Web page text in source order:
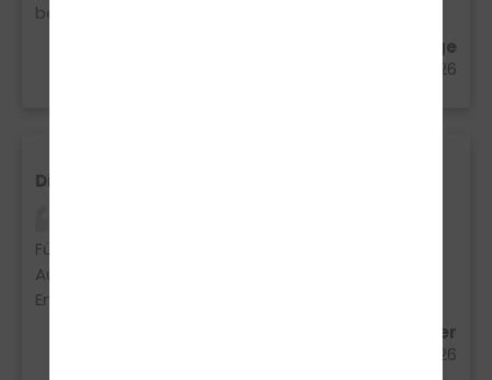
bestanden 💪
Hannah Grote aus Spenge
09.04.2026
Dilo
Führerschein in Spenge gemacht – top! Schnelle
Ausbildung, entspannte Fahrstunden. Klare
Empfehlung 🚗💨
Dilara Yilmaz aus Enger
03.04.2026